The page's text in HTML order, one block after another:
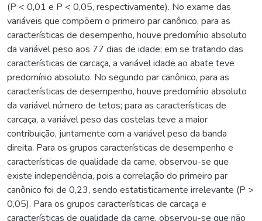
(P < 0,01 e P < 0,05, respectivamente). No exame das
variáveis que compõem o primeiro par canônico, para as
características de desempenho, houve predomínio absoluto
da variável peso aos 77 dias de idade; em se tratando das
características de carcaça, a variável idade ao abate teve
predomínio absoluto. No segundo par canônico, para as
características de desempenho, houve predomínio absoluto
da variável número de tetos; para as características de
carcaça, a variável peso das costelas teve a maior
contribuição, juntamente com a variável peso da banda
direita. Para os grupos características de desempenho e
características de qualidade da carne, observou-se que
existe independência, pois a correlação do primeiro par
canônico foi de 0,23, sendo estatisticamente irrelevante (P >
0,05). Para os grupos características de carcaça e
características de qualidade da carne, observou-se que não